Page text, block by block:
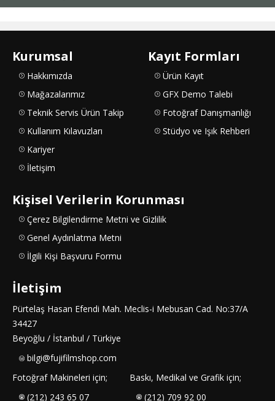
Kurumsal
Hakkımızda
Mağazalarımız
Teknik Servis Ürün Takip
Kullanım Kılavuzları
Kariyer
İletişim
Kayıt Formları
Ürün Kayıt
GFX Demo Talebi
Fotoğraf Danışmanlığı
Stüdyo ve Işık Rehberi
Kişisel Verilerin Korunması
Çerez Bilgilendirme Metni ve Gizlilik
Genel Aydınlatma Metni
İlgili Kişi Başvuru Formu
İletişim
Pürtelaş Hasan Efendi Mah. Meclis-i Mebusan Cad. No:37/A
34427
Beyoğlu / İstanbul / Türkiye
bilgi@fujifilmshop.com
Fotoğraf Makineleri için;
(212) 243 65 07
Baskı, Medikal ve Grafik için;
(212) 709 92 00